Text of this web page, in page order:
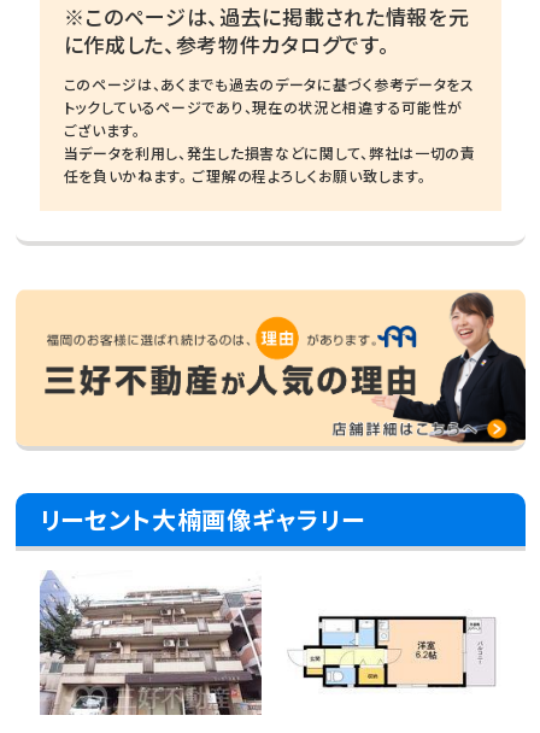
※このページは、過去に掲載された情報を元
に作成した、参考物件カタログです。
このページは、あくまでも過去のデータに基づく参考データをス
トックしているページであり、現在の状況と相違する可能性が
ございます。
当データを利用し、発生した損害などに関して、弊社は一切の責
任を負いかねます。 ご理解の程よろしくお願い致します。
リーセント大楠画像ギャラリー